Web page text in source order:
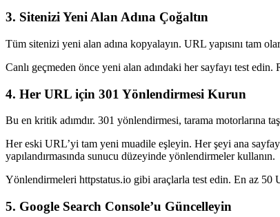
3. Sitenizi Yeni Alan Adına Çoğaltın
Tüm sitenizi yeni alan adına kopyalayın. URL yapısını tam
Canlı geçmeden önce yeni alan adındaki her sayfayı test
4. Her URL için 301 Yönlendirmesi Kurun
Bu en kritik adımdır. 301 yönlendirmesi, tarama motorlarına
Her eski URL’yi tam yeni muadile eşleyin. Her şeyi ana
yapılandırmasında sunucu düzeyinde yönlendirmeler kullanın.
Yönlendirmeleri httpstatus.io gibi araçlarla test edin. En az 50
5. Google Search Console’u Güncelleyin